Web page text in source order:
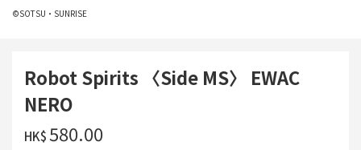
©SOTSU・SUNRISE
Robot Spirits 〈Side MS〉 EWAC
NERO
HK$‌580.00